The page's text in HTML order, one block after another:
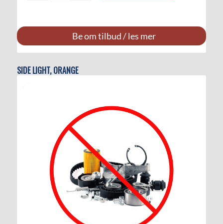
Be om tilbud / les mer
SIDE LIGHT, ORANGE